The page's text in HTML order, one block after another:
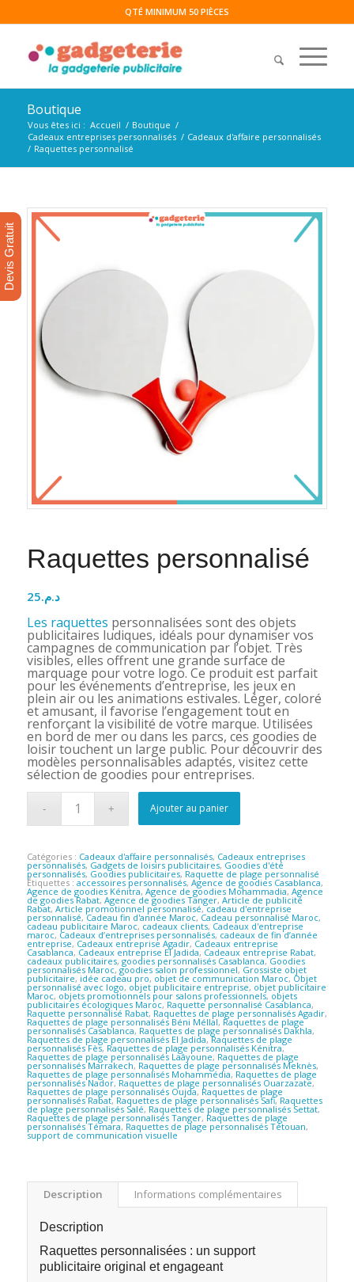
QTÉ MINIMUM 50 PIÈCES
Boutique
Vous êtes ici : Accueil / Boutique /
Cadeaux entreprises personnalisés / Cadeaux d'affaire personnalisés
/ Raquettes personnalisé
Raquettes personnalisé
د.م.25
Les raquettes personnalisées sont des objets
publicitaires ludiques, idéals pour dynamiser vos
campagnes de communication par l’objet. Très
visibles, elles offrent une grande surface de
marquage pour votre logo. Ce produit est parfait
pour les événements d’entreprise, les jeux en
plein air ou les animations estivales. Léger, coloré
et amusant, il favorise l’engagement tout en
renforçant la visibilité de votre marque. Utilisées
en bord de mer ou dans les parcs, ces goodies de
loisir touchent un large public. Pour découvrir des
modèles personnalisables adaptés, visitez cette
sélection de goodies pour entreprises.
Ajouter au panier
Catégories : Cadeaux d'affaire personnalisés, Cadeaux entreprises
personnalisés, Gadgets de loisirs publicitaires, Goodies d'été
personnalisés, Goodies publicitaires, Raquette de plage personnalisé
Étiquettes : accessoires personnalisés, Agence de goodies Casablanca,
Agence de goodies Kénitra, Agence de goodies Mohammadia, Agence
de goodies Rabat, Agence de goodies Tanger, Article de publicité
Rabat, Article promotionnel personnalisé,cadeau d'entreprise
personnalisé, Cadeau fin d'année Maroc, Cadeau personnalisé Maroc,
cadeau publicitaire Maroc, cadeaux clients, Cadeaux d'entreprise
maroc, Cadeaux d’entreprises personnalisés, cadeaux de fin d’année
entreprise, Cadeaux entreprise Agadir, Cadeaux entreprise
Casablanca, Cadeaux entreprise El Jadida, Cadeaux entreprise Rabat,
cadeaux publicitaires, goodies personnalisés Casablanca, Goodies
personnalisés Maroc, goodies salon professionnel, Grossiste objet
publicitaire, idée cadeau pro, objet de communication Maroc, Objet
personnalisé avec logo, objet publicitaire entreprise, objet publicitaire
Maroc, objets promotionnels pour salons professionnels, objets
publicitaires écologiques Maroc, Raquette personnalisé Casablanca,
Raquette personnalisé Rabat, Raquettes de plage personnalisés Agadir,
Raquettes de plage personnalisés Béni Méllal, Raquettes de plage
personnalisés Casablanca, Raquettes de plage personnalisés Dakhla,
Raquettes de plage personnalisés El Jadida,Raquettes de plage
personnalisés Fès, Raquettes de plage personnalisés Kénitra,
Raquettes de plage personnalisés Laâyoune, Raquettes de plage
personnalisés Marrakech, Raquettes de plage personnalisés Meknès,
Raquettes de plage personnalisés Mohammédia, Raquettes de plage
personnalisés Nador, Raquettes de plage personnalisés Ouarzazate,
Raquettes de plage personnalisés Oujda, Raquettes de plage
personnalisés Rabat, Raquettes de plage personnalisés Safi, Raquettes
de plage personnalisés Salé, Raquettes de plage personnalisés Settat,
Raquettes de plage personnalisés Tanger, Raquettes de plage
personnalisés Témara, Raquettes de plage personnalisés Tétouan,
support de communication visuelle
Description Informations complémentaires
Description
Raquettespersonnalisées : un support
publicitaire original et engageant
Devis Gratuit